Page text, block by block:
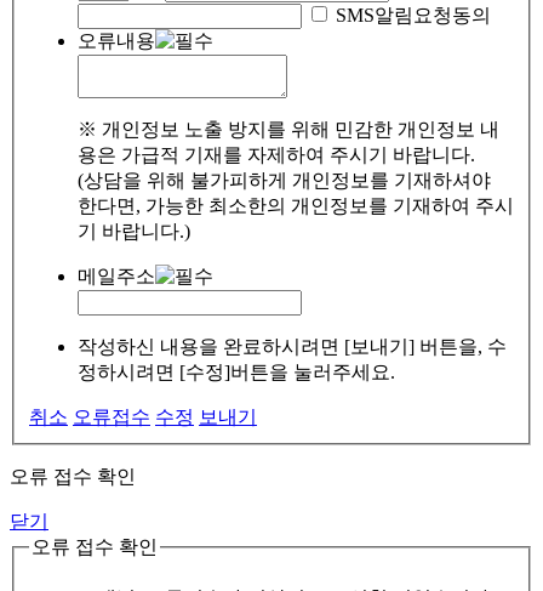
SMS알림요청동의
오류내용
※ 개인정보 노출 방지를 위해 민감한 개인정보 내
용은 가급적 기재를 자제하여 주시기 바랍니다.
(상담을 위해 불가피하게 개인정보를 기재하셔야
한다면, 가능한 최소한의 개인정보를 기재하여 주시
기 바랍니다.)
메일주소
작성하신 내용을 완료하시려면 [보내기] 버튼을, 수
정하시려면 [수정]버튼을 눌러주세요.
취소 오류접수 수정 보내기
오류 접수 확인
닫기
오류 접수 확인